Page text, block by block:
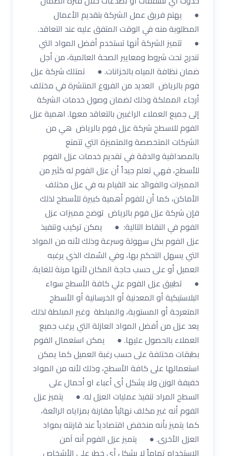
● يهتم فريق عمل الشركة بتقديم الأعمال
المطلوبة منه في الوقت المتفق عليه عند التعاقد.
● تتميز الشركة أنها تستخدم أفضل المواد التي
تندرج تحت شروط ومعايير الصحة العالمية، من أجل
ضمان نظافة المياه بالخزانات. ● تمتلك شركة عزل
فوم بالرياض العديد من الفروع المنتشرة في مختلف
أرجاء المملكة وذلك لضمان وصول خدمات الشركة
إلى جميع العملاء الراغبين بالتعاقد معها. اهمية عزل
الفوم للاسطح شركة عزل فوم بالرياض هي من
الشركات المتخصصة والمتميزة التي تتمتع
بالمصداقية والدقة في تقديم خدمات عزل الفوم
للأسطح، فهي تعلم جيداً أن عزل الفوم له كثير من
المميزات والفوائد عند القيام به في عزل مختلف
الأماكن، كما أن للفوم أهمية كبيرة للأسطح لذلك
فإن شركة عزل فوم بالرياض توضح مميزات عزل
الفوم في النقاط التالية: ● يمكن تركيب وتنفيذ
عزل الفوم بكل سهولة وسرعة وذلك لأنه من المواد
التي يسهل التحكم بها، وفي السُمك الذي يرغبه
العميل أو على حسب حاجة المكان لأنها مرنة للغاية.
● تطبيق عزل الفوم علي كافة الأسطح سواء
البلاستيكية أو المعدنية أو الخرسانية أو الأسطح
المتعرجة أو المستوية، والمبلطة وغير المبلطة لذلك
يعد عزل من أفضل المواد العازلة التي يرغب جميع
العملاء بالحصول عليها. ● يمكن استعمال الفوم
بطبقات مختلفة على حسب رغبة العميل كما يمكن
استعمالها على كافة الأسطح، وذلك لأنه من المواد
خفيفة الوزن ولا يشكل أى أعباء او أحمال على
السطح المراد تنفيذ عمليات العزل له. ● يتميز عزل
الفوم أنه غير مكلف نهائياً مقارنة بمزاياه الرائعة،
كما يتميز بأنه منخفض اقتصادياً عند قارنته بمواد
العزل الأخرى. ● يتميز عزل الفوم أنه آمن